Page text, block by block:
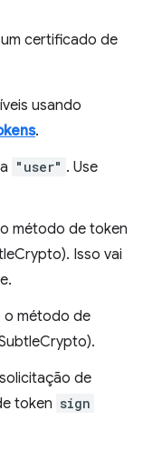
certificado de
usando
.
"user" . Use
método de token
Isso vai
o método de
de
token sign